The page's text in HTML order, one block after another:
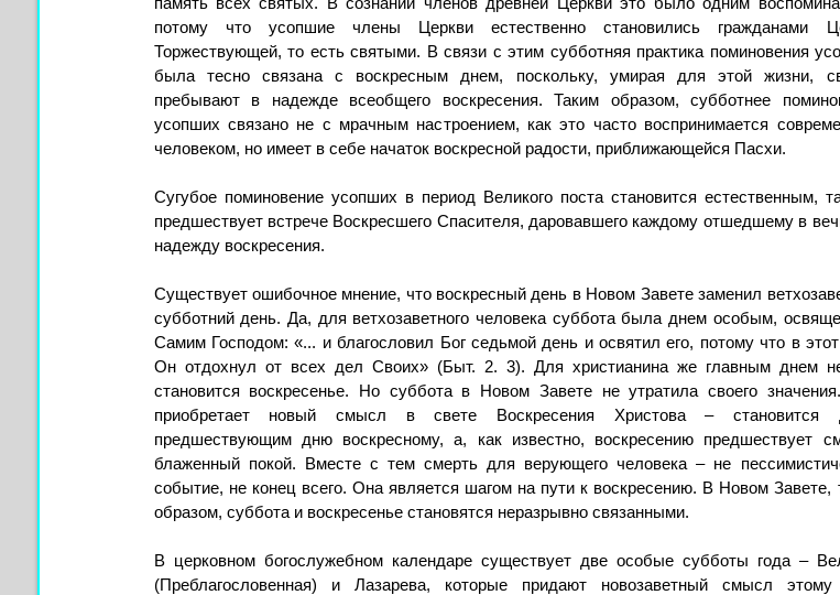
потому что усопшие члены Церкви естественно становились гражданами
Торжествующей, то есть святыми. В связи с этим субботняя практика поминовения
была тесно связана с воскресным днем, поскольку, умирая для этой жизни,
пребывают в надежде всеобщего воскресения. Таким образом, субботнее
усопших связано не с мрачным настроением, как это часто воспринимается
человеком, но имеет в себе начаток воскресной радости, приближающейся Пасхи.
Сугубое поминовение усопших в период Великого поста становится естественным,
предшествует встрече Воскресшего Спасителя, даровавшего каждому отшедшему в
надежду воскресения.
Существует ошибочное мнение, что воскресный день в Новом Завете заменил
субботний день. Да, для ветхозаветного человека суббота была днем особым,
Самим Господом: «... и благословил Бог седьмой день и освятил его, потому что в
Он отдохнул от всех дел Своих» (Быт. 2. 3). Для христианина же главным днем
становится воскресенье. Но суббота в Новом Завете не утратила своего
приобретает новый смысл в свете Воскресения Христова – становится
предшествующим дню воскресному, а, как известно, воскресению предшествует
блаженный покой. Вместе с тем смерть для верующего человека ‒ не
событие, не конец всего. Она является шагом на пути к воскресению. В Новом Завете,
образом, суббота и воскресенье становятся неразрывно связанными.
В церковном богослужебном календаре существует две особые субботы года –
(Преблагословенная) и Лазарева, которые придают новозаветный смысл